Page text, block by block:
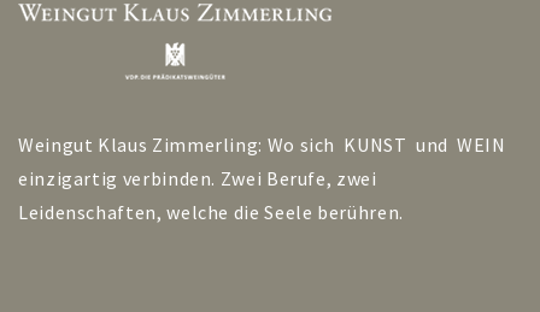
Weingut Klaus Zimmerling: Wo sich KUNST und WEIN
einzigartig verbinden. Zwei Berufe, zwei
Leidenschaften, welche die Seele berühren.